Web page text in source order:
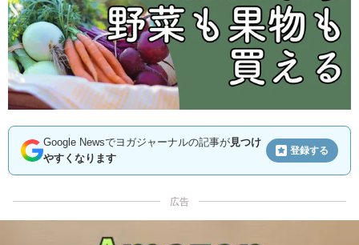
Google Newsでヨガジャーナルの記事が見つけ
やすくなります
登録する
広告